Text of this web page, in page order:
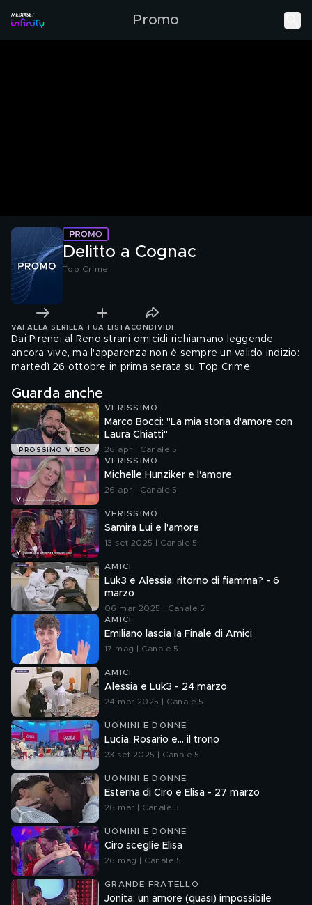
Promo
Delitto a Cognac
Top Crime
VAI ALLA SERIE LA TUA LISTA CONDIVIDI
Dai Pirenei al Reno strani omicidi richiamano leggende
ancora vive, ma l'apparenza non è sempre un valido indizio:
martedì 26 ottobre in prima serata su Top Crime
Guarda anche
PROSSIMO VIDEO
VERISSIMO
Marco Bocci: "La mia storia d'amore con
Laura Chiatti"
26 apr | Canale 5
VERISSIMO
Michelle Hunziker e l'amore
26 apr | Canale 5
VERISSIMO
Samira Lui e l'amore
13 set 2025 | Canale 5
AMICI
Luk3 e Alessia: ritorno di fiamma? - 6
marzo
06 mar 2025 | Canale 5
AMICI
Emiliano lascia la Finale di Amici
17 mag | Canale 5
AMICI
Alessia e Luk3 - 24 marzo
24 mar 2025 | Canale 5
UOMINI E DONNE
Lucia, Rosario e... il trono
23 set 2025 | Canale 5
UOMINI E DONNE
Esterna di Ciro e Elisa - 27 marzo
26 mar | Canale 5
UOMINI E DONNE
Ciro sceglie Elisa
26 mag | Canale 5
GRANDE FRATELLO
Jonita: un amore (quasi) impossibile